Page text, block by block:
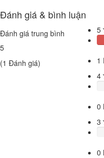
Đánh giá & bình luận
Đánh giá trung bình
5
(1 Đánh giá)
5
1
4
0
3
0